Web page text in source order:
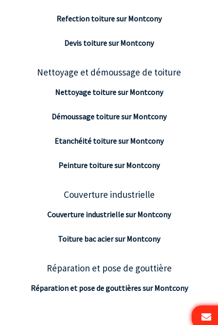
Refection toiture sur Montcony
Devis toiture sur Montcony
Nettoyage et démoussage de toiture
Nettoyage toiture sur Montcony
Démoussage toiture sur Montcony
Etanchéité toiture sur Montcony
Peinture toiture sur Montcony
Couverture industrielle
Couverture industrielle sur Montcony
Toiture bac acier sur Montcony
Réparation et pose de gouttière
Réparation et pose de gouttières sur Montcony